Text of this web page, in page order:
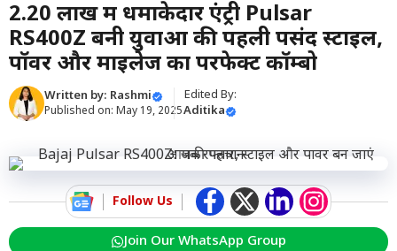
₹2.20 लाख में धमाकेदार एंट्री Pulsar
RS400Z बनी युवाओं की पहली पसंद स्टाइल,
पॉवर और माइलेज का परफेक्ट कॉम्बो
Written by: Rashmi
Published on: May 19, 2025
Edited By:
Aditika
Follow Us
Join Our WhatsApp Group